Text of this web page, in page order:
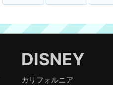
DISNEY
カリフォルニア